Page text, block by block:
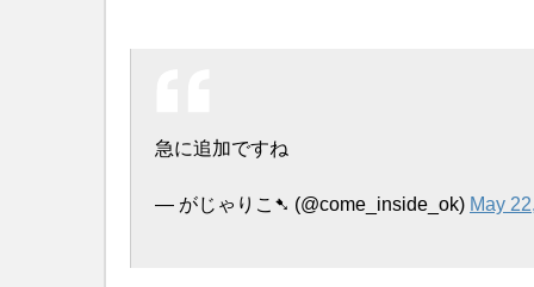
急に追加ですね
— がじゃりこ➷ (@come_inside_ok) May